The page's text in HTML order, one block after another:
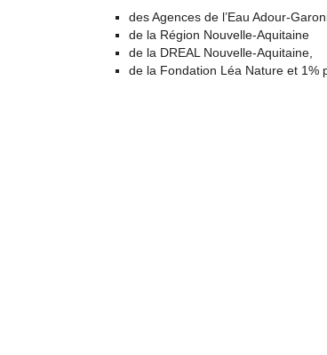
des Agences de l’Eau Adour-
de la Région Nouvelle-Aquitaine
de la DREAL Nouvelle-Aquitaine,
de la Fondation Léa Nature et 1%